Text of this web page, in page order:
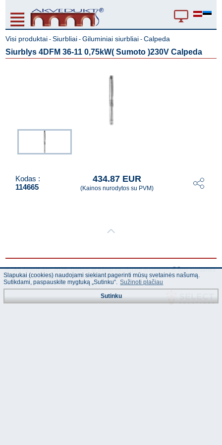
Visi produktai -Siurbliai -Giluminiai siurbliai -Calpeda
Siurblys 4DFM 36-11 0,75kW( Sumoto )230V Calpeda
Kodas :
114665
434.87 EUR
(Kainos nurodytos su PVM)
© "AS Akvedukts" 2026. Dalinai ar pilnai naudojant duomenis iš šios svetainės
būtina naudoti nuorodą Į "AS Akvedukts"!
Slapukai (cookies) naudojami siekiant pagerinti mūsų svetainės našumą.
Sutikdami, paspauskite mygtuką „Sutinku“. Sužinoti plačiau
Sutinku